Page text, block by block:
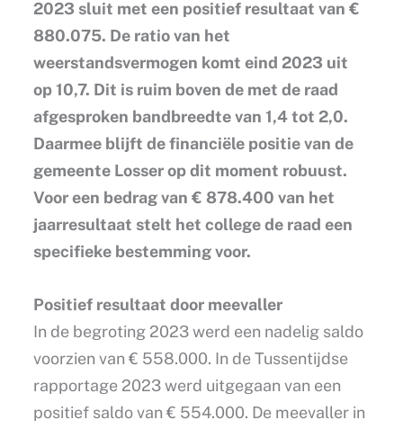
2023 sluit met een positief resultaat van €
880.075. De ratio van het
weerstandsvermogen komt eind 2023 uit
op 10,7. Dit is ruim boven de met de raad
afgesproken bandbreedte van 1,4 tot 2,0.
Daarmee blijft de financiële positie van de
gemeente Losser op dit moment robuust.
Voor een bedrag van € 878.400 van het
jaarresultaat stelt het college de raad een
specifieke bestemming voor.
Positief resultaat door meevaller
In de begroting 2023 werd een nadelig saldo
voorzien van € 558.000. In de Tussentijdse
rapportage 2023 werd uitgegaan van een
positief saldo van € 554.000. De meevaller in